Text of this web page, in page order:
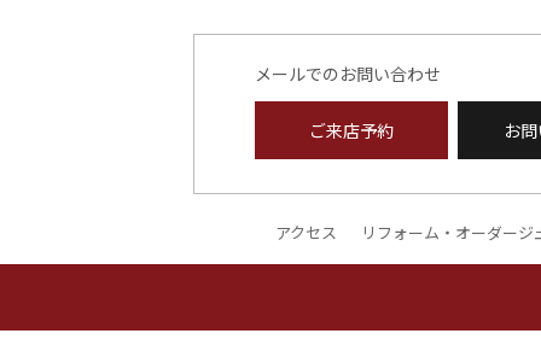
メールでのお問い合わせ
ご来店予約 お
アクセス リフォーム・オーダージ